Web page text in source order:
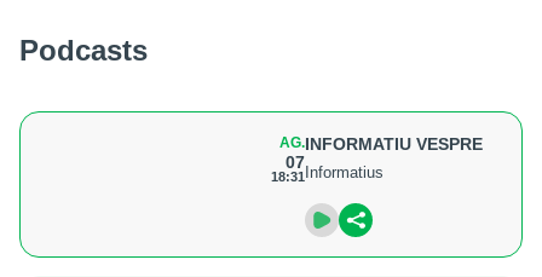
Podcasts
AG.
07
18:31
INFORMATIU VESPRE
Informatius